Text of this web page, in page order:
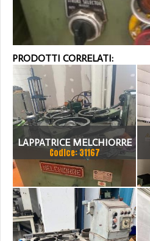
PRODOTTI CORRELATI:
LAPPATRICE MELCHIORRE
SP3 800 E
Codice: 31167